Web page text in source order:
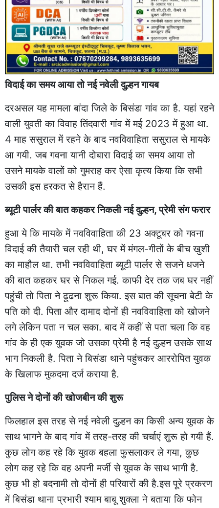
विदाई का समय आया तो नई नवेली दुल्हन गायब
दरअसल यह मामला बांदा जिले के बिसंडा गांव का है. यहां रहने
वाली युवती का विवाह तिंदवारी गांव में मई 2023 में हुआ था.
4 माह ससुराल में रहने के बाद नवविवाहिता ससुराल से मायके
आ गयी. जब गवना यानी दोबारा विदाई का समय आया तो
उसने मायके वालों को गुमराह कर ऐसा कृत्य किया कि सभी
उसकी इस हरकत से हैरान हैं.
ब्यूटी पार्लर की बात कहकर निकली नई दुल्हन, प्रेमी संग फरार
हुआ ये कि मायके में नवविवाहिता की 23 अक्टूबर को गवना
विदाई की तैयारी चल रही थी, घर में मंगल-गीतों के बीच खुशी
का माहौल था. तभी नवविवाहिता ब्यूटी पार्लर से सजने धजने
की बात कहकर घर से निकल गई. काफी देर तक जब घर नहीं
पहुंची तो पिता ने ढूढना शुरू किया. इस बात की सूचना बेटी के
पति को दी. पिता और दामाद दोनों ही नवविवाहिता को खोजने
लगे लेकिन पता न चल सका. बाद में कहीं से पता चला कि वह
गांव के ही एक युवक जो उसका प्रेमी है नई दुल्हन उसके साथ
भाग निकली है. पिता ने बिसंडा थाने पहुंचकर आररोपित युवक
के खिलाफ मुकदमा दर्ज कराया है.
पुलिस ने दोनों की खोजबीन की शुरू
फिलहाल इस तरह से नई नवेली दुल्हन का किसी अन्य युवक के
साथ भागने के बाद गांव में तरह-तरह की चर्चाएं शुरू हो गयी हैं.
कुछ लोग कह रहे कि युवक बहला फुसलाकर ले गया, कुछ
लोग कह रहे कि वह अपनी मर्जी से युवक के साथ भागी है.
कुछ भी हो बदनामी तो दोनों ही परिवारों की है.इस पूरे प्रकरण
में बिसंडा थाना प्रभारी श्याम बाबू शुक्ला ने बताया कि फोन